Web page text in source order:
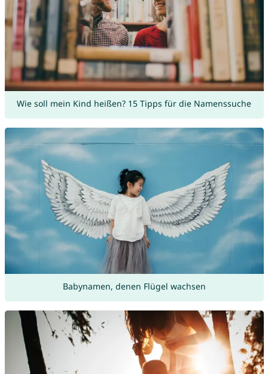
Wie soll mein Kind heißen? 15 Tipps für die Namenssuche
Babynamen, denen Flügel wachsen